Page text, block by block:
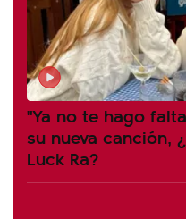
"Ya no te hago
su nueva canción,
Luck Ra?